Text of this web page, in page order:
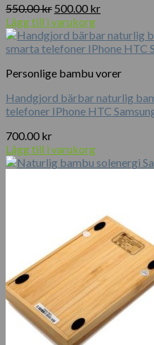
550.00kr Det
ursprungliga
priset
var:
500.00 krDet
priset
är:
Lägg till i varukorg
Personlige bambu vorer
Handgjord bärbar naturlig
telefoner IPhone HTC
700.00 kr
Lägg till i varukorg